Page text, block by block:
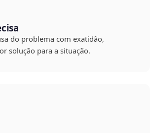
do problema com exatidão,
solução para a situação.